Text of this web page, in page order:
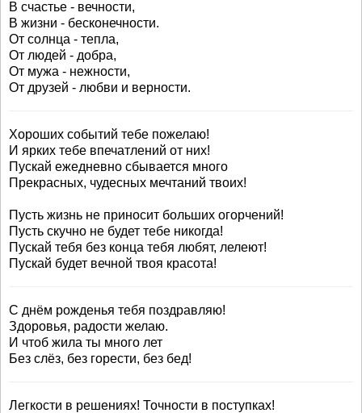
В счастье - вечности,
В жизни - бесконечности.
От солнца - тепла,
От людей - добра,
От мужа - нежности,
От друзей - любви и верности.
Хороших событий тебе пожелаю!
И ярких тебе впечатлений от них!
Пускай ежедневно сбывается много
Прекрасных, чудесных мечтаний твоих!
Пусть жизнь не приносит больших огорчений!
Пусть скучно не будет тебе никогда!
Пускай тебя без конца тебя любят, лелеют!
Пускай будет вечной твоя красота!
С днём рожденья тебя поздравляю!
Здоровья, радости желаю.
И чтоб жила ты много лет
Без слёз, без горести, без бед!
Легкости в решениях! Точности в поступках!